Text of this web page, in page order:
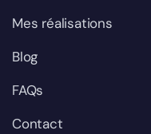
Mes réalisations
Blog
FAQs
Contact